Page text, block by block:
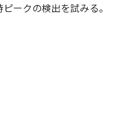
ークの検出を試みる。